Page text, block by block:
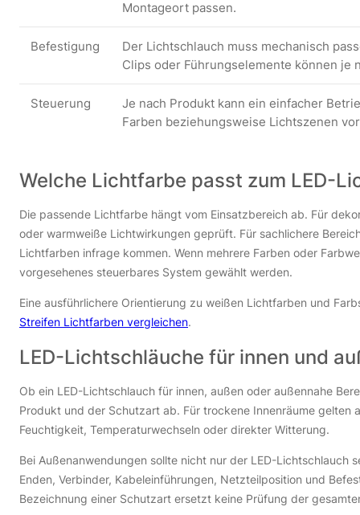
Montageort passen.
Befestigung
Der Lichtschlauch muss mechanisch
Clips oder Führungselemente können je
Steuerung
Je nach Produkt kann ein einfacher
Farben beziehungsweise Lichtszenen
Welche Lichtfarbe passt zum LED-
Die passende Lichtfarbe hängt vom Einsatzbereich ab. Für
oder warmweiße Lichtwirkungen geprüft. Für sachlichere
Lichtfarben infrage kommen. Wenn mehrere Farben oder
vorgesehenes steuerbares System gewählt werden.
Eine ausführlichere Orientierung zu weißen Lichtfarben und
Streifen Lichtfarben vergleichen.
LED-Lichtschläuche für innen und
Ob ein LED-Lichtschlauch für innen, außen oder außennahe
Produkt und der Schutzart ab. Für trockene Innenräume gelten
Feuchtigkeit, Temperaturwechseln oder direkter Witterung.
Bei Außenanwendungen sollte nicht nur der LED-Lichtschlauch
Enden, Verbinder, Kabeleinführungen, Netzteilposition und
Bezeichnung einer Schutzart ersetzt keine Prüfung der